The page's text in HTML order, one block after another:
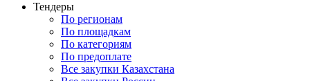
Тендеры
По регионам
По площадкам
По категориям
По предоплате
Все закупки Казахстана